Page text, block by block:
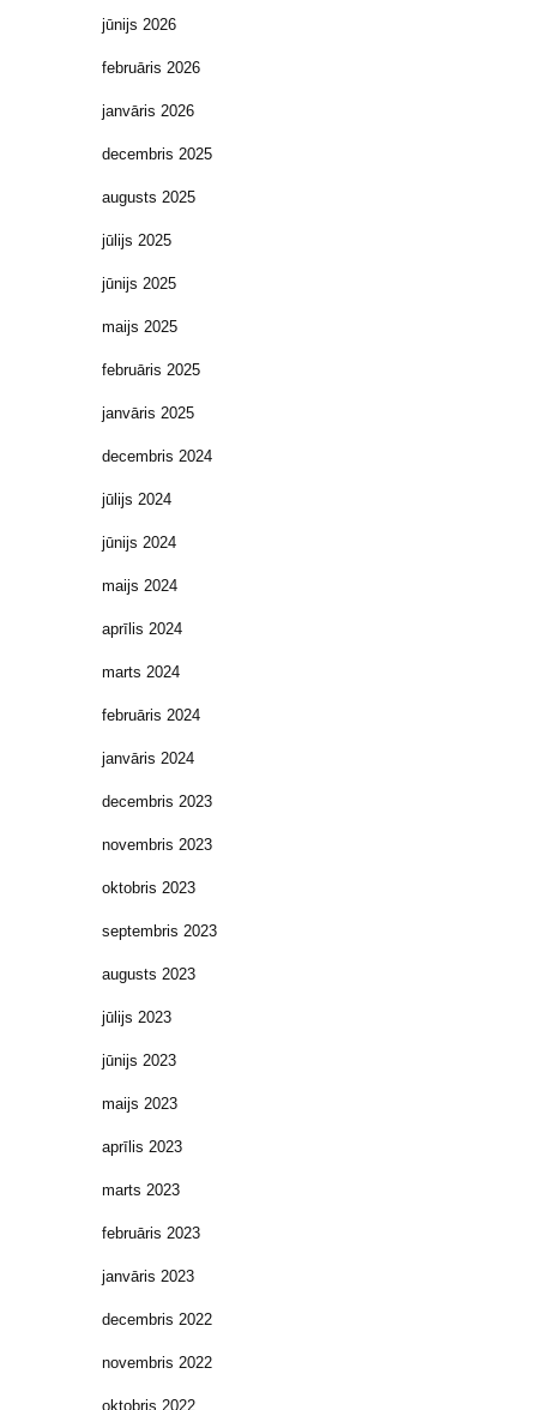
jūnijs 2026
februāris 2026
janvāris 2026
decembris 2025
augusts 2025
jūlijs 2025
jūnijs 2025
maijs 2025
februāris 2025
janvāris 2025
decembris 2024
jūlijs 2024
jūnijs 2024
maijs 2024
aprīlis 2024
marts 2024
februāris 2024
janvāris 2024
decembris 2023
novembris 2023
oktobris 2023
septembris 2023
augusts 2023
jūlijs 2023
jūnijs 2023
maijs 2023
aprīlis 2023
marts 2023
februāris 2023
janvāris 2023
decembris 2022
novembris 2022
oktobris 2022